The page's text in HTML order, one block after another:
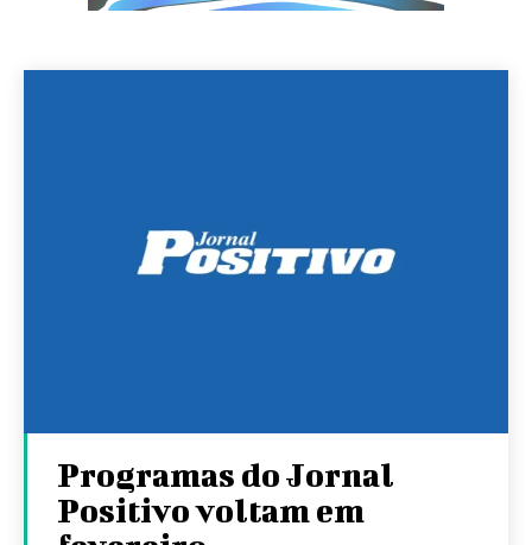
Programas do Jornal
Positivo voltam em